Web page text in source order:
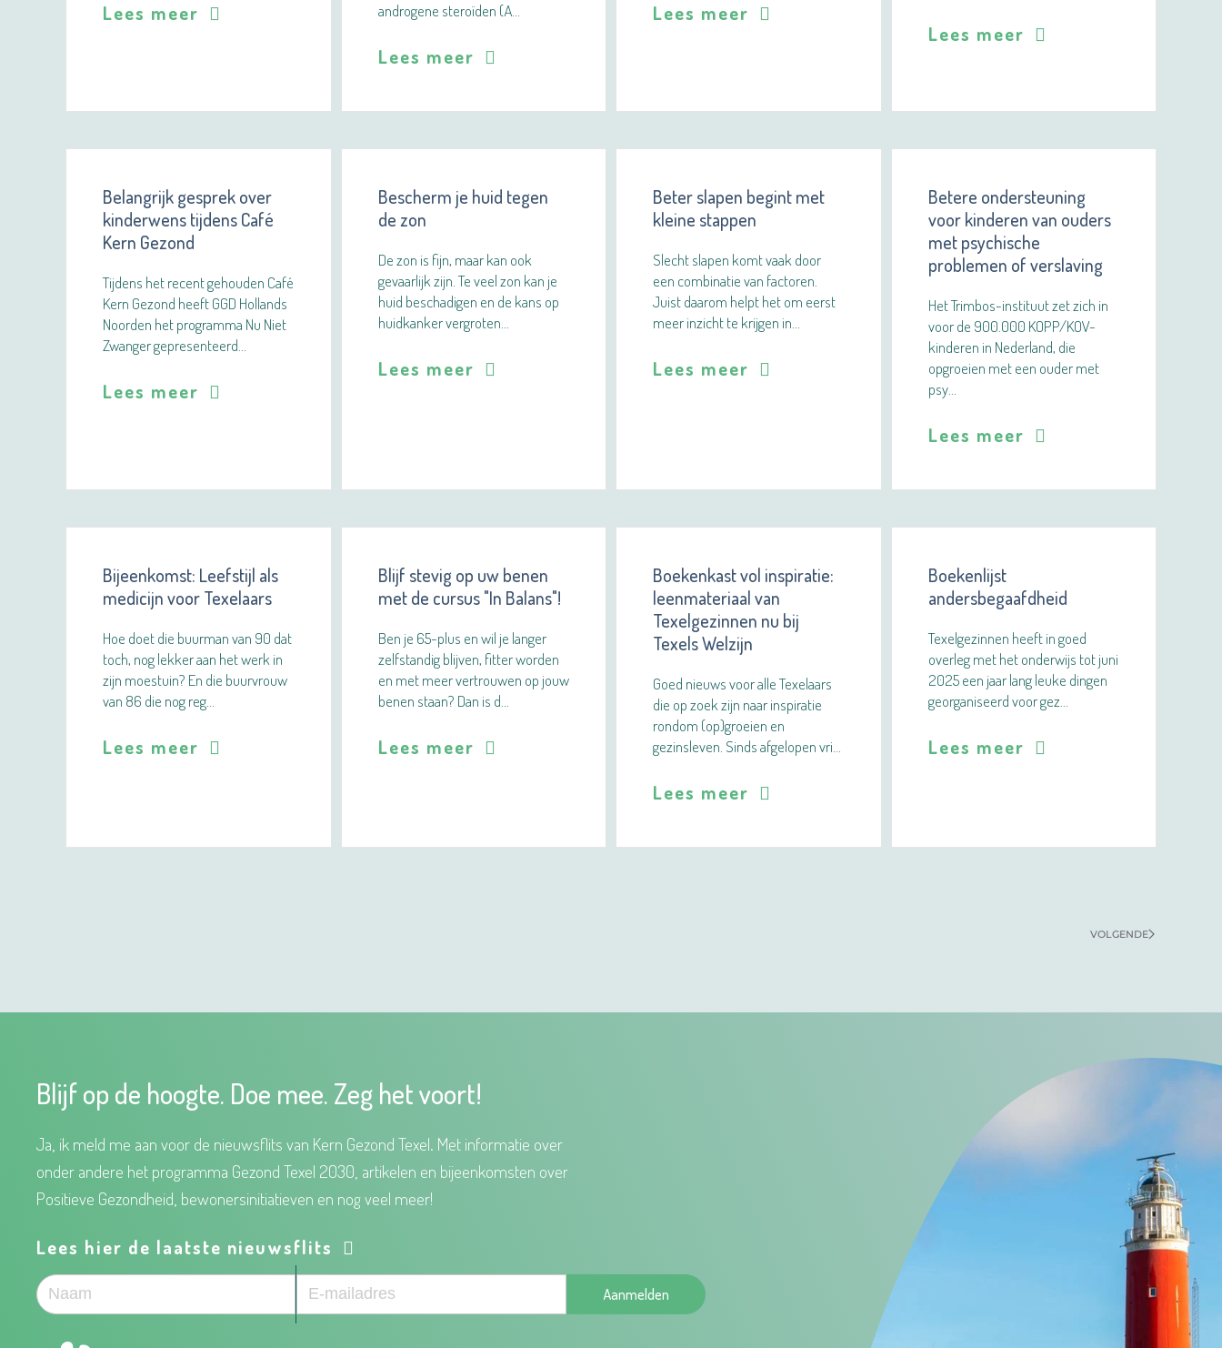
Lees meer
androgene steroïden (A…
Lees meer
Lees meer
Lees meer
Belangrijk gesprek over
kinderwens tijdens Café
Kern Gezond
Tijdens het recent gehouden Café
Kern Gezond heeft GGD Hollands
Noorden het programma Nu Niet
Zwanger gepresenteerd…
Lees meer
Bescherm je huid tegen
de zon
De zon is fijn, maar kan ook
gevaarlijk zijn. Te veel zon kan je
huid beschadigen en de kans op
huidkanker vergroten…
Lees meer
Beter slapen begint met
kleine stappen
Slecht slapen komt vaak door
een combinatie van factoren.
Juist daarom helpt het om eerst
meer inzicht te krijgen in…
Lees meer
Betere ondersteuning
voor kinderen van ouders
met psychische
problemen of verslaving
Het Trimbos-instituut zet zich in
voor de 900.000 KOPP/KOV-
kinderen in Nederland, die
opgroeien met een ouder met
psy…
Lees meer
Bijeenkomst: Leefstijl als
medicijn voor Texelaars
Hoe doet die buurman van 90 dat
toch, nog lekker aan het werk in
zijn moestuin? En die buurvrouw
van 86 die nog reg…
Lees meer
Blijf stevig op uw benen
met de cursus "In Balans"!
Ben je 65-plus en wil je langer
zelfstandig blijven, fitter worden
en met meer vertrouwen op jouw
benen staan? Dan is d…
Lees meer
Boekenkast vol inspiratie:
leenmateriaal van
Texelgezinnen nu bij
Texels Welzijn
Goed nieuws voor alle Texelaars
die op zoek zijn naar inspiratie
rondom (op)groeien en
gezinsleven. Sinds afgelopen vri…
Lees meer
Boekenlijst
andersbegaafdheid
Texelgezinnen heeft in goed
overleg met het onderwijs tot juni
2025 een jaar lang leuke dingen
georganiseerd voor gez…
Lees meer
VOLGENDE
Blijf op de hoogte. Doe mee. Zeg het voort!
Ja, ik meld me aan voor de nieuwsflits van Kern Gezond Texel. Met informatie over
onder andere het programma Gezond Texel 2030, artikelen en bijeenkomsten over
Positieve Gezondheid, bewonersinitiatieven en nog veel meer!
Lees hier de laatste nieuwsflits
Aanmelden